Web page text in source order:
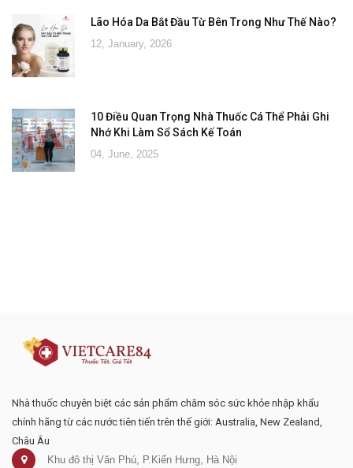
Lão Hóa Da Bắt Đầu Từ Bên Trong Như Thế Nào?
12, January, 2026
10 Điều Quan Trọng Nhà Thuốc Cá Thể Phải Ghi
Nhớ Khi Làm Sổ Sách Kế Toán
04, June, 2025
Nhà thuốc chuyên biệt các sản phẩm chăm sóc sức khỏe nhập khẩu
chính hãng từ các nước tiên tiến trên thế giới: Australia, New Zealand,
Châu Âu
Khu đô thị Văn Phú, P.Kiến Hưng, Hà Nội